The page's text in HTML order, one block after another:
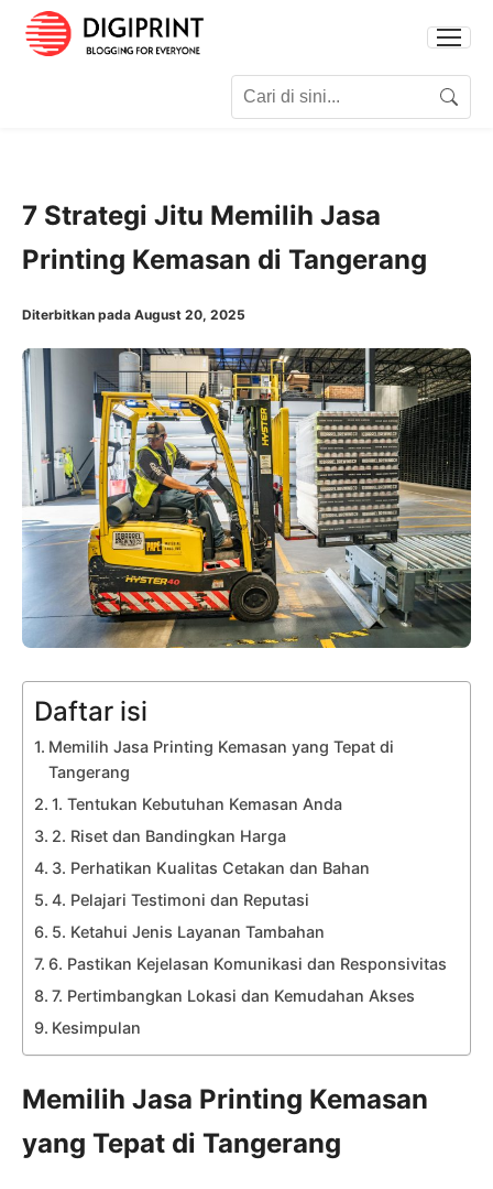
Search
7 Strategi Jitu Memilih Jasa
Printing Kemasan di Tangerang
Diterbitkan pada August 20, 2025
Daftar isi
Memilih Jasa Printing Kemasan yang Tepat di
Tangerang
1. Tentukan Kebutuhan Kemasan Anda
2. Riset dan Bandingkan Harga
3. Perhatikan Kualitas Cetakan dan Bahan
4. Pelajari Testimoni dan Reputasi
5. Ketahui Jenis Layanan Tambahan
6. Pastikan Kejelasan Komunikasi dan Responsivitas
7. Pertimbangkan Lokasi dan Kemudahan Akses
Kesimpulan
Memilih Jasa Printing Kemasan
yang Tepat di Tangerang